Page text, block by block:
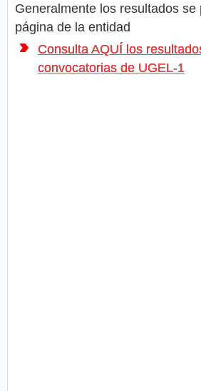
Generalmente los resultados se
página de la entidad
Consulta AQUÍ los
convocatorias de UGEL-1